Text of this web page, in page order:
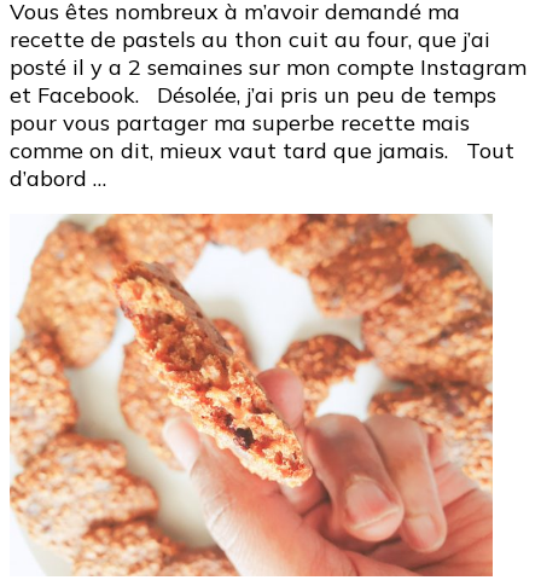
Recette
de
pastels
au
thon
au
–
beignet
Vous êtes nombreux à m’avoir demandé ma
recette de pastels au thon cuit au four, que j’ai
posté il y a 2 semaines sur mon compte Instagram
et Facebook. Désolée, j’ai pris un peu de temps
pour vous partager ma superbe recette mais
comme on dit, mieux vaut tard que jamais. Tout
d’abord …